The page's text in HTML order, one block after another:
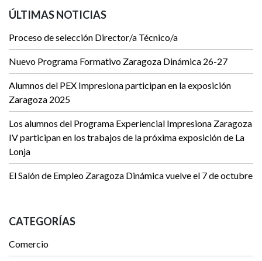
ÚLTIMAS NOTICIAS
Proceso de selección Director/a Técnico/a
Nuevo Programa Formativo Zaragoza Dinámica 26-27
Alumnos del PEX Impresiona participan en la exposición
Zaragoza 2025
Los alumnos del Programa Experiencial Impresiona Zaragoza
IV participan en los trabajos de la próxima exposición de La
Lonja
El Salón de Empleo Zaragoza Dinámica vuelve el 7 de octubre
CATEGORÍAS
Comercio